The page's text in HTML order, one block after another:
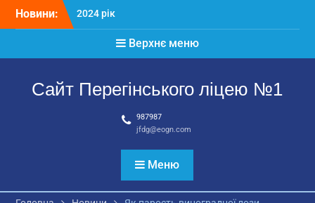
Новини:
2024 рік
Матеріали
Верхнє меню
Сайт Перегінського ліцею №1
987987
jfdg@eogn.com
Меню